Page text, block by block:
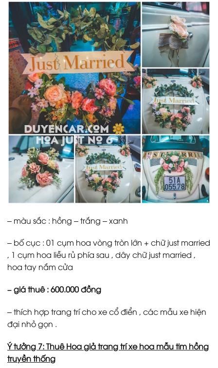
– màu sắc : hồng – trắng – xanh
– bố cục : 01 cụm hoa vòng tròn lớn + chữ just married
, 1 cụm hoa liễu rủ phía sau , dây chữ just married ,
hoa tay nắm cửa
– giá thuê : 600.000 đồng
– thích hợp trang trí cho xe cổ điển , các mẫu xe hiện
đại nhỏ gọn .
Ý tưởng 7: Thuê Hoa giả trang trí xe hoa mẫu tim hồng
truyền thống